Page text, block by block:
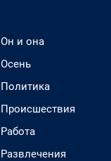
Он и она
Осень
Политика
Происшествия
Работа
Развлечения